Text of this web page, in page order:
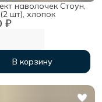
₽
наволочек Стоун,
шт), хлопок
В корзину